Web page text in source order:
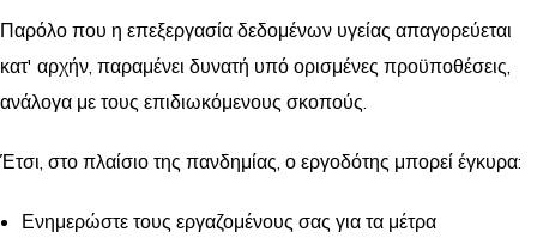
Παρόλο που η επεξεργασία δεδομένων υγείας απαγορεύεται
κατ' αρχήν, παραμένει δυνατή υπό ορισμένες προϋποθέσεις,
ανάλογα με τους επιδιωκόμενους σκοπούς.
Έτσι, στο πλαίσιο της πανδημίας, ο εργοδότης μπορεί έγκυρα:
Ενημερώστε τους εργαζομένους σας για τα μέτρα